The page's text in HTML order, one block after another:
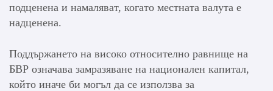
подценена и намаляват, когато местната валута е
надценена.
Поддържането на високо относително равнище на
БВР означава замразяване на национален капитал,
който иначе би могъл да се използва за